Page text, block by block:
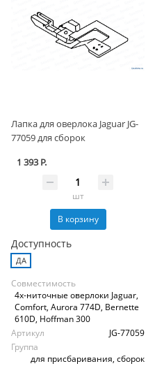
Лапка для оверлока Jaguar JG-
77059 для сборок
1 393 Р.
шт
В корзину
Доступность
ДА
Совместимость
4х-ниточные оверлоки Jaguar,
Comfort, Aurora 774D, Bernette
610D, Hoffman 300
Артикул
JG-77059
Группа
для присбаривания, сборок